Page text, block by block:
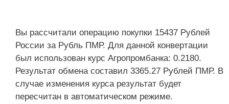
Вы рассчитали операцию покупки 15437 Рублей
России за Рубль ПМР. Для данной конвертации
был использован курс Агропромбанка: 0.2180.
Результат обмена составил 3365.27 Рублей ПМР. В
случае изменения курса результат будет
пересчитан в автоматическом режиме.